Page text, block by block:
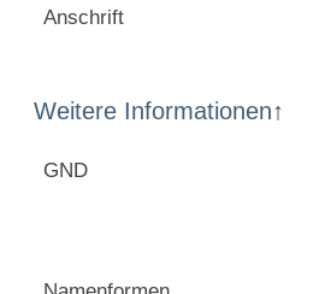
Anschrift
Weitere Informationen↑
GND